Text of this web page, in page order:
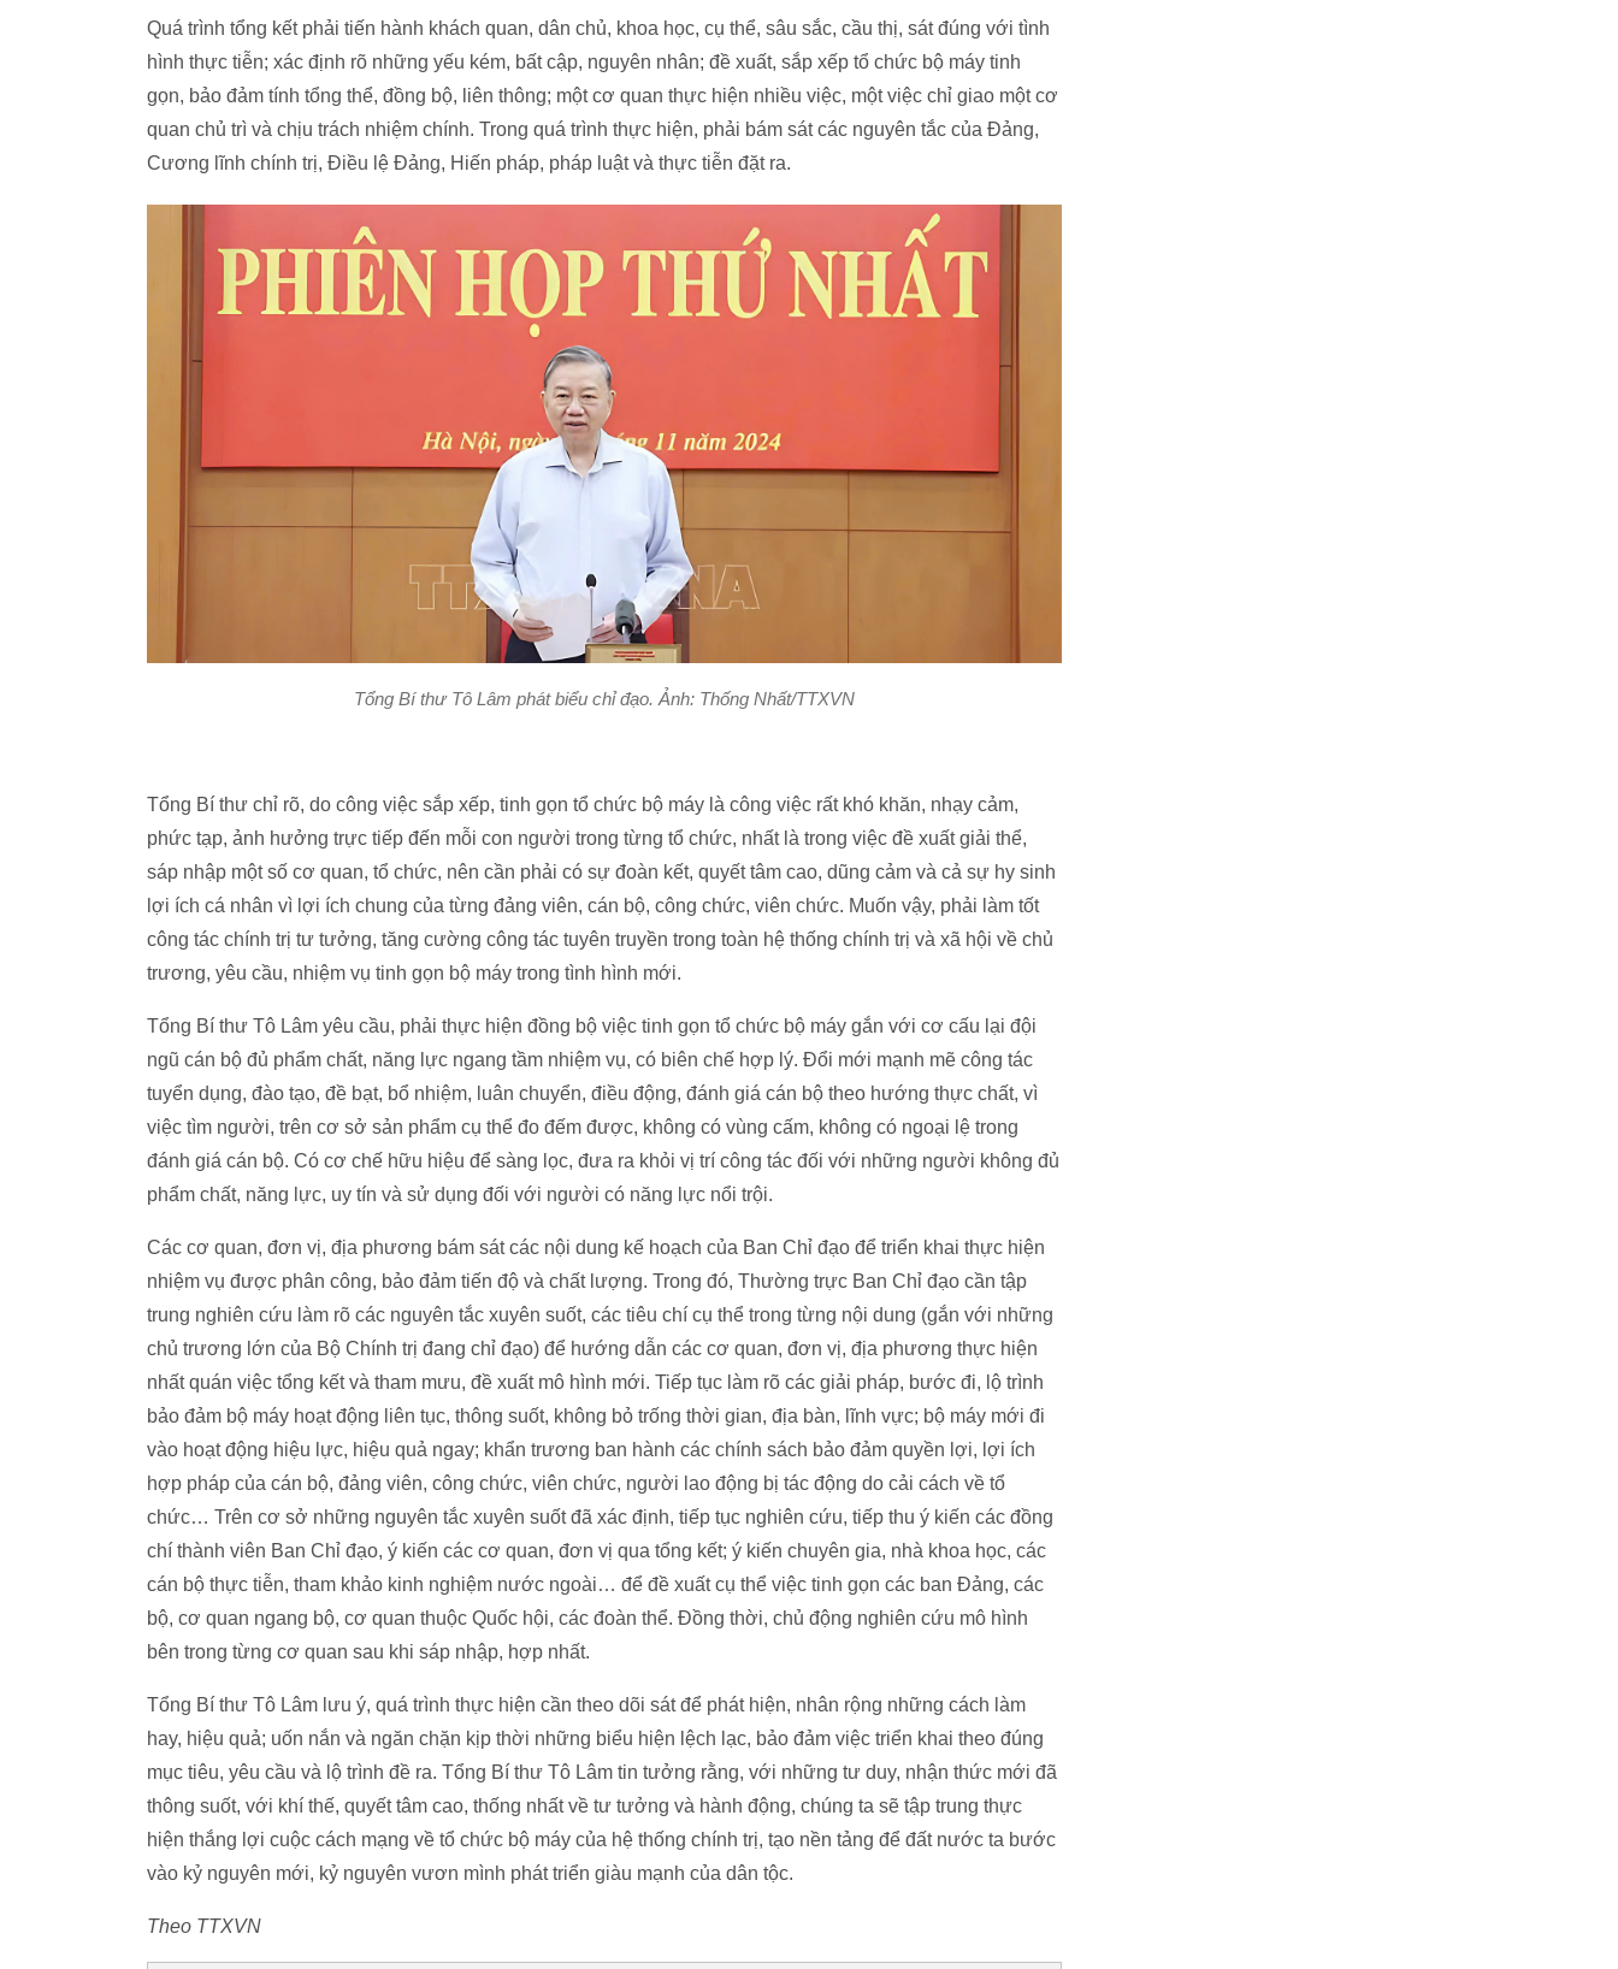
Quá trình tổng kết phải tiến hành khách quan, dân chủ, khoa học, cụ thể, sâu sắc, cầu thị, sát đúng với tình
hình thực tiễn; xác định rõ những yếu kém, bất cập, nguyên nhân; đề xuất, sắp xếp tổ chức bộ máy tinh
gọn, bảo đảm tính tổng thể, đồng bộ, liên thông; một cơ quan thực hiện nhiều việc, một việc chỉ giao một cơ
quan chủ trì và chịu trách nhiệm chính. Trong quá trình thực hiện, phải bám sát các nguyên tắc của Đảng,
Cương lĩnh chính trị, Điều lệ Đảng, Hiến pháp, pháp luật và thực tiễn đặt ra.
Tổng Bí thư Tô Lâm phát biểu chỉ đạo. Ảnh: Thống Nhất/TTXVN
Tổng Bí thư chỉ rõ, do công việc sắp xếp, tinh gọn tổ chức bộ máy là công việc rất khó khăn, nhạy cảm,
phức tạp, ảnh hưởng trực tiếp đến mỗi con người trong từng tổ chức, nhất là trong việc đề xuất giải thể,
sáp nhập một số cơ quan, tổ chức, nên cần phải có sự đoàn kết, quyết tâm cao, dũng cảm và cả sự hy sinh
lợi ích cá nhân vì lợi ích chung của từng đảng viên, cán bộ, công chức, viên chức. Muốn vậy, phải làm tốt
công tác chính trị tư tưởng, tăng cường công tác tuyên truyền trong toàn hệ thống chính trị và xã hội về chủ
trương, yêu cầu, nhiệm vụ tinh gọn bộ máy trong tình hình mới.
Tổng Bí thư Tô Lâm yêu cầu, phải thực hiện đồng bộ việc tinh gọn tổ chức bộ máy gắn với cơ cấu lại đội
ngũ cán bộ đủ phẩm chất, năng lực ngang tầm nhiệm vụ, có biên chế hợp lý. Đổi mới mạnh mẽ công tác
tuyển dụng, đào tạo, đề bạt, bổ nhiệm, luân chuyển, điều động, đánh giá cán bộ theo hướng thực chất, vì
việc tìm người, trên cơ sở sản phẩm cụ thể đo đếm được, không có vùng cấm, không có ngoại lệ trong
đánh giá cán bộ. Có cơ chế hữu hiệu để sàng lọc, đưa ra khỏi vị trí công tác đối với những người không đủ
phẩm chất, năng lực, uy tín và sử dụng đối với người có năng lực nổi trội.
Các cơ quan, đơn vị, địa phương bám sát các nội dung kế hoạch của Ban Chỉ đạo để triển khai thực hiện
nhiệm vụ được phân công, bảo đảm tiến độ và chất lượng. Trong đó, Thường trực Ban Chỉ đạo cần tập
trung nghiên cứu làm rõ các nguyên tắc xuyên suốt, các tiêu chí cụ thể trong từng nội dung (gắn với những
chủ trương lớn của Bộ Chính trị đang chỉ đạo) để hướng dẫn các cơ quan, đơn vị, địa phương thực hiện
nhất quán việc tổng kết và tham mưu, đề xuất mô hình mới. Tiếp tục làm rõ các giải pháp, bước đi, lộ trình
bảo đảm bộ máy hoạt động liên tục, thông suốt, không bỏ trống thời gian, địa bàn, lĩnh vực; bộ máy mới đi
vào hoạt động hiệu lực, hiệu quả ngay; khẩn trương ban hành các chính sách bảo đảm quyền lợi, lợi ích
hợp pháp của cán bộ, đảng viên, công chức, viên chức, người lao động bị tác động do cải cách về tổ
chức… Trên cơ sở những nguyên tắc xuyên suốt đã xác định, tiếp tục nghiên cứu, tiếp thu ý kiến các đồng
chí thành viên Ban Chỉ đạo, ý kiến các cơ quan, đơn vị qua tổng kết; ý kiến chuyên gia, nhà khoa học, các
cán bộ thực tiễn, tham khảo kinh nghiệm nước ngoài… để đề xuất cụ thể việc tinh gọn các ban Đảng, các
bộ, cơ quan ngang bộ, cơ quan thuộc Quốc hội, các đoàn thể. Đồng thời, chủ động nghiên cứu mô hình
bên trong từng cơ quan sau khi sáp nhập, hợp nhất.
Tổng Bí thư Tô Lâm lưu ý, quá trình thực hiện cần theo dõi sát để phát hiện, nhân rộng những cách làm
hay, hiệu quả; uốn nắn và ngăn chặn kịp thời những biểu hiện lệch lạc, bảo đảm việc triển khai theo đúng
mục tiêu, yêu cầu và lộ trình đề ra. Tổng Bí thư Tô Lâm tin tưởng rằng, với những tư duy, nhận thức mới đã
thông suốt, với khí thế, quyết tâm cao, thống nhất về tư tưởng và hành động, chúng ta sẽ tập trung thực
hiện thắng lợi cuộc cách mạng về tổ chức bộ máy của hệ thống chính trị, tạo nền tảng để đất nước ta bước
vào kỷ nguyên mới, kỷ nguyên vươn mình phát triển giàu mạnh của dân tộc.
Theo TTXVN